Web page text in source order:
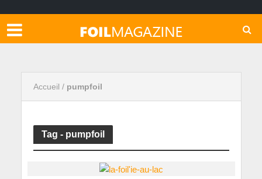
Accueil / pumpfoil
Tag - pumpfoil